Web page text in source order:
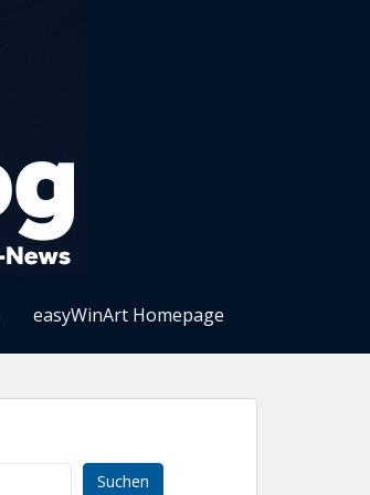
easyWinArt Homepage
Suchen